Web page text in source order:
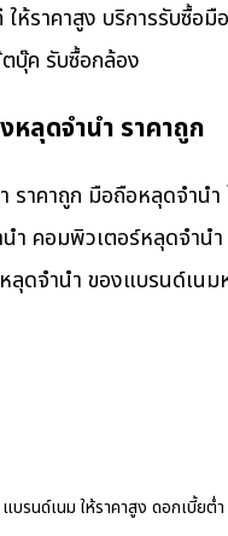
ห้ราคาสูง บริการรับซื้อ
บุ๊ค รับซื้อกล้อง
ลุดจำนำ ราคาถูก
ราคาถูก มือถือหลุดจำน
ำ คอมพิวเตอร์หลุดจำน
ลุดจำนำ ของแบรนด์เน
นด์เนม ให้ราคาสูง ดอกเบี้ยต่ำ